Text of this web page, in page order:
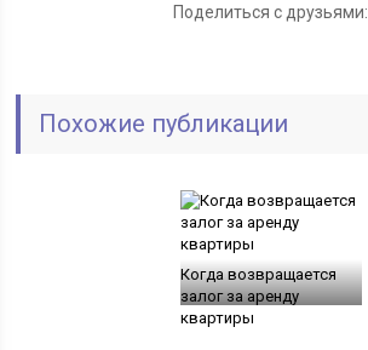
Поделиться с друзьями:
Похожие публикации
Когда возвращается
залог за аренду
квартиры